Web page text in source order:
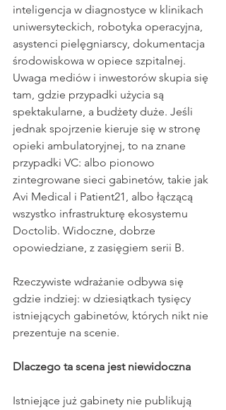
inteligencja w diagnostyce w klinikach
uniwersyteckich, robotyka operacyjna,
asystenci pielęgniarscy, dokumentacja
środowiskowa w opiece szpitalnej.
Uwaga mediów i inwestorów skupia się
tam, gdzie przypadki użycia są
spektakularne, a budżety duże. Jeśli
jednak spojrzenie kieruje się w stronę
opieki ambulatoryjnej, to na znane
przypadki VC: albo pionowo
zintegrowane sieci gabinetów, takie jak
Avi Medical i Patient21, albo łączącą
wszystko infrastrukturę ekosystemu
Doctolib. Widoczne, dobrze
opowiedziane, z zasięgiem serii B.
Rzeczywiste wdrażanie odbywa się
gdzie indziej: w dziesiątkach tysięcy
istniejących gabinetów, których nikt nie
prezentuje na scenie.
Dlaczego ta scena jest niewidoczna
Istniejące już gabinety nie publikują